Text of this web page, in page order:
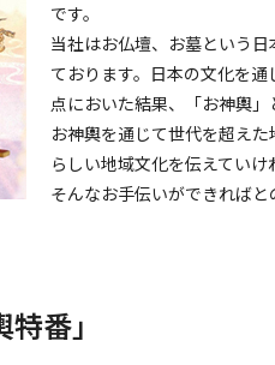
です。
当社はお仏壇、お墓という
ております。日本の文化を
点においた結果、「お神輿」
お神輿を通じて世代を超え
らしい地域文化を伝えてい
そんなお手伝いができればと
番」